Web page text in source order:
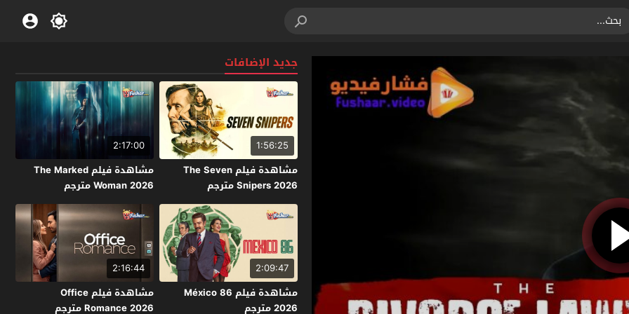
جديد الإضافات
1:56:25
مشاهدة فيلم The Seven
Snipers 2026 مترجم
2:17:00
مشاهدة فيلم The Marked
Woman 2026 مترجم
2:09:47
مشاهدة فيلم México 86
2026 مترجم
2:16:44
مشاهدة فيلم Office
Romance 2026 مترجم